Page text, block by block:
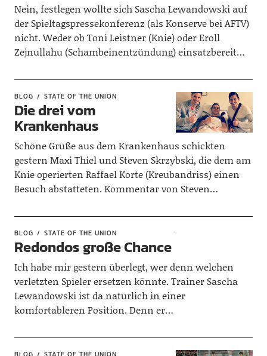
Nein, festlegen wollte sich Sascha Lewandowski auf
der Spieltagspressekonferenz (als Konserve bei AFTV)
nicht. Weder ob Toni Leistner (Knie) oder Eroll
Zejnullahu (Schambeinentzündung) einsatzbereit…
BLOG STATE OF THE UNION
Die drei vom
Krankenhaus
Schöne Grüße aus dem Krankenhaus schickten
gestern Maxi Thiel und Steven Skrzybski, die dem am
Knie operierten Raffael Korte (Kreubandriss) einen
Besuch abstatteten. Kommentar von Steven…
BLOG STATE OF THE UNION
Redondos große Chance
Ich habe mir gestern überlegt, wer denn welchen
verletzten Spieler ersetzen könnte. Trainer Sascha
Lewandowski ist da natürlich in einer
komfortableren Position. Denn er…